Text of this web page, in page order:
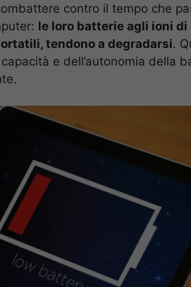
contro il tempo che
le loro batterie agli ioni di
tendono a degradarsi.
e dell’autonomia della